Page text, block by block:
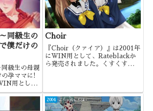
同級生の
僕だけの
級生の母親
の孕ママに!
用とし
というこ
すね。
Choir
『Choir（クァイア）』は2001年
にWIN用として、Rateblackか
ら発売されました。くすくすさん
2004